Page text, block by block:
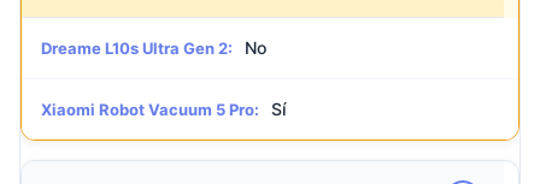
Dreame L10s Ultra Gen 2: No
Xiaomi Robot Vacuum 5 Pro: Sí